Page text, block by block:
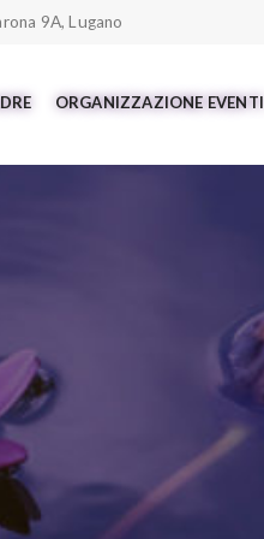
9A, Lugano
ORGANIZZAZIONE EVENTI